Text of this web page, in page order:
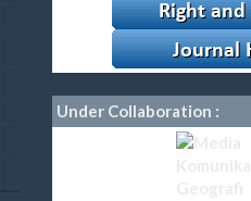
Under Collaboration :